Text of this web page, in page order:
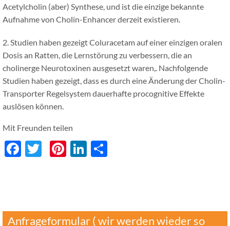
Acetylcholin (aber) Synthese, und ist die einzige bekannte
Aufnahme von Cholin-Enhancer derzeit existieren.
2. Studien haben gezeigt Coluracetam auf einer einzigen oralen
Dosis an Ratten, die Lernstörung zu verbessern, die an
cholinerge Neurotoxinen ausgesetzt waren,. Nachfolgende
Studien haben gezeigt, dass es durch eine Änderung der Cholin-
Transporter Regelsystem dauerhafte procognitive Effekte
auslösen können.
Mit Freunden teilen
Facebook
Twitter
Pinterest
LinkedIn
Anfrageformular ( wir werden wieder so